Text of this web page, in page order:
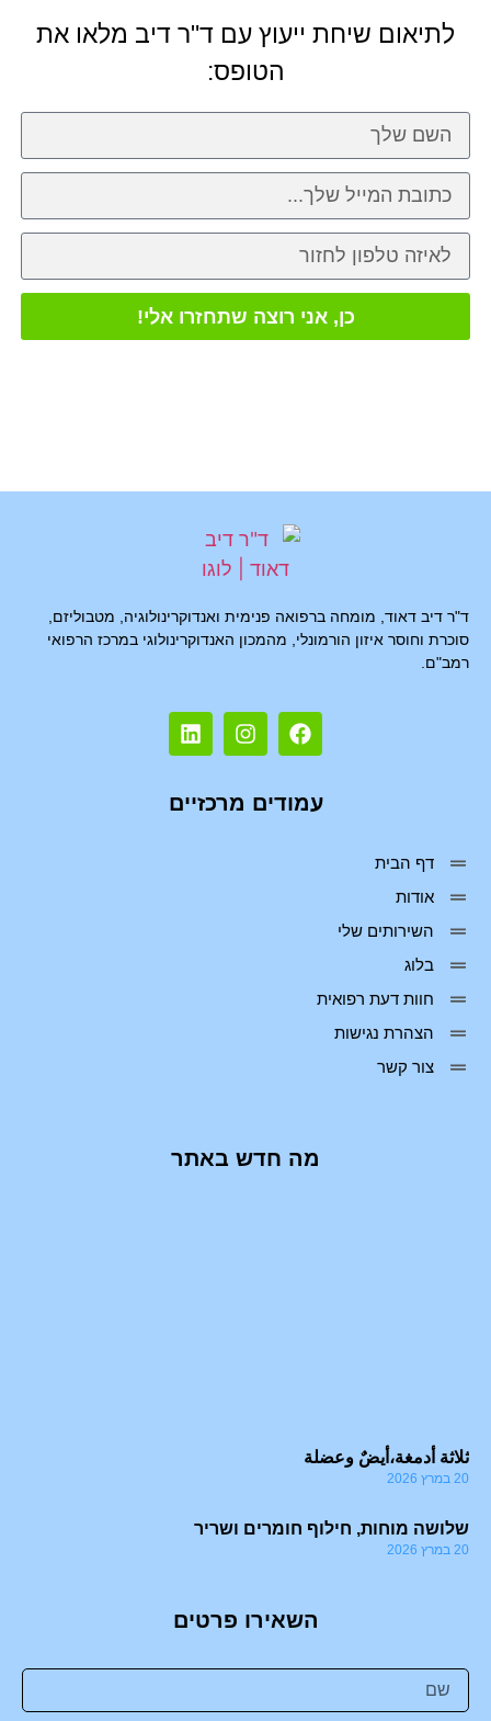
לתיאום שיחת ייעוץ עם ד"ר דיב מלאו את
הטופס:
כן, אני רוצה שתחזרו אלי!
ד"ר דיב דאוד, מומחה ברפואה פנימית ואנדוקרינולוגיה, מטבוליזם,
סוכרת וחוסר איזון הורמונלי, מהמכון האנדוקרינולוגי במרכז הרפואי
רמב"ם.
עמודים מרכזיים
דף הבית
אודות
השירותים שלי
בלוג
חוות דעת רפואית
הצהרת נגישות
צור קשר
מה חדש באתר
ثلاثة أدمغة،أيضٌ وعضلة
20 במרץ 2026
שלושה מוחות, חילוף חומרים ושריר
20 במרץ 2026
השאירו פרטים